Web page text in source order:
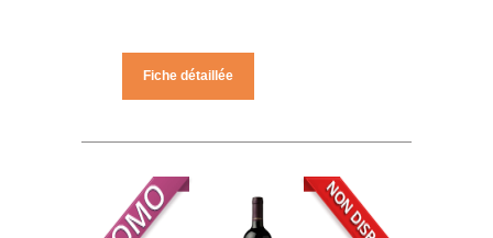
Fiche détaillée